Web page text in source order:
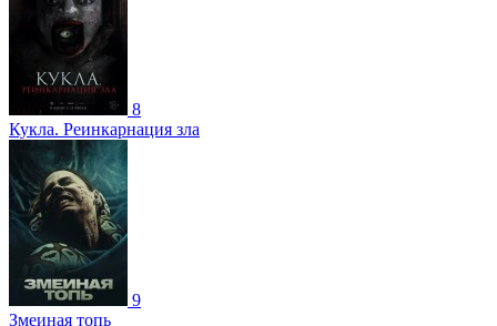
8
Кукла. Реинкарнация зла
9
Змеиная топь